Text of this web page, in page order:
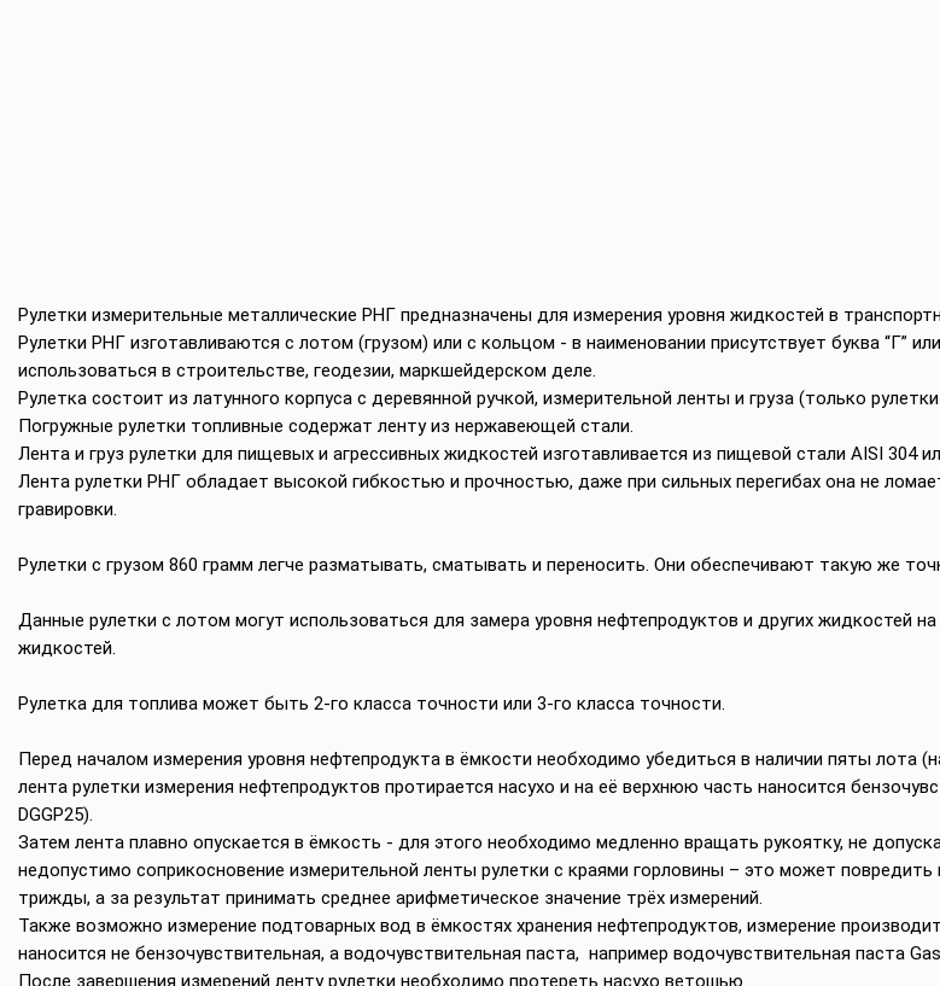
Рулетки измерительные металлические РНГ предназначены для измерения уровня жидкостей в
Рулетки РНГ изготавливаются с лотом (грузом) или с кольцом - в наименовании присутствует буква “Г”
использоваться в строительстве, геодезии, маркшейдерском деле.
Рулетка состоит из латунного корпуса с деревянной ручкой, измерительной ленты и груза (только
Погружные рулетки топливные содержат ленту из нержавеющей стали.
Лента и груз рулетки для пищевых и агрессивных жидкостей изготавливается из пищевой стали AISI 304
Лента рулетки РНГ обладает высокой гибкостью и прочностью, даже при сильных перегибах она не
гравировки.
Рулетки с грузом 860 грамм легче разматывать, сматывать и переносить. Они обеспечивают такую же
Данные рулетки с лотом могут использоваться для замера уровня нефтепродуктов и других жидкостей
жидкостей.
Рулетка для топлива может быть 2-го класса точности или 3-го класса точности.
Перед началом измерения уровня нефтепродукта в ёмкости необходимо убедиться в наличии пяты лота
лента рулетки измерения нефтепродуктов протирается насухо и на её верхнюю часть наносится
DGGP25).
Затем лента плавно опускается в ёмкость - для этого необходимо медленно вращать рукоятку, не
недопустимо соприкосновение измерительной ленты рулетки с краями горловины – это может
трижды, а за результат принимать среднее арифметическое значение трёх измерений.
Также возможно измерение подтоварных вод в ёмкостях хранения нефтепродуктов, измерение
наносится не бензочувствительная, а водочувствительная паста, например водочувствительная паста
После завершения измерений ленту рулетки необходимо протереть насухо ветошью.